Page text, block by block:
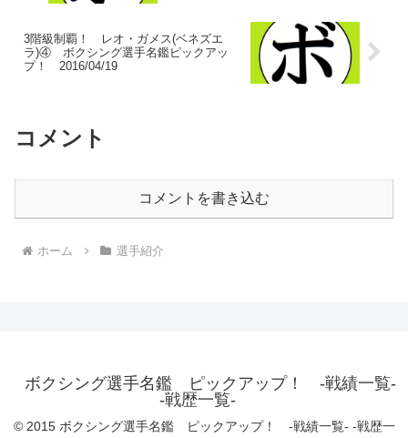
3階級制覇！ レオ・ガメス(ベネズエ
ラ)④ ボクシング選手名鑑ピックアッ
プ！ 2016/04/19
コメント
コメントを書き込む
ホーム 選手紹介
ボクシング選手名鑑 ピックアップ！ -戦績一覧-
-戦歴一覧-
© 2015 ボクシング選手名鑑 ピックアップ！ -戦績一覧- -戦歴一